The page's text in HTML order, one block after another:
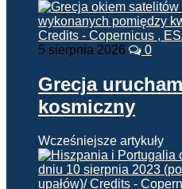
5 sierpnia 2026 0
Grecja
kosmiczny
Wcześniejsze artykuły